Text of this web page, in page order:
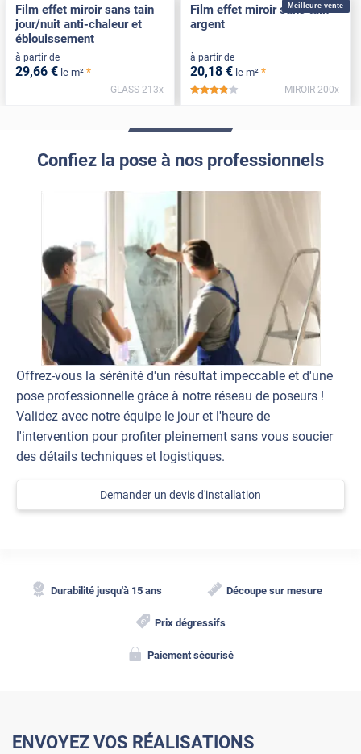
Film effet miroir sans tain
jour/nuit anti-chaleur et
éblouissement
à partir de
29,66 € le m² *
GLASS-213x
Meilleure vente
Film effet miroir sans tain
argent
à partir de
20,18 € le m² *
*****
MIROIR-200x
Confiez la pose à nos professionnels
Offrez-vous la sérénité d'un résultat impeccable et d'une
pose professionnelle grâce à notre réseau de poseurs !
Validez avec notre équipe le jour et l'heure de
l'intervention pour profiter pleinement sans vous soucier
des détails techniques et logistiques.
Demander un devis d'installation
Durabilité jusqu'à 15 ans Découpe sur mesure
Prix dégressifs
Paiement sécurisé
ENVOYEZ VOS RÉALISATIONS